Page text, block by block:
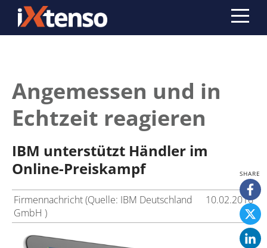
Angemessen und in
Echtzeit reagieren
IBM unterstützt Händler im
Online-Preiskampf
Firmennachricht (Quelle: IBM Deutschland
GmbH )
10.02.2016